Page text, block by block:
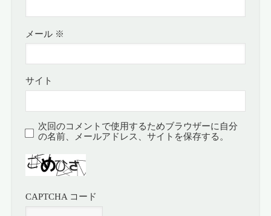
メール ※
サイト
次回のコメントで使用するためブラウザーに自分
の名前、メールアドレス、サイトを保存する。
CAPTCHA コード